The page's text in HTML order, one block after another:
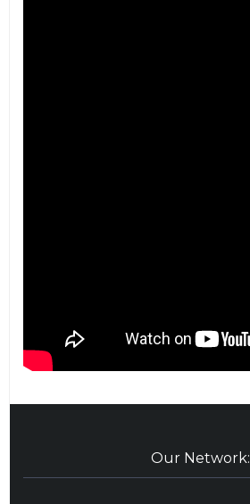
Our Network: